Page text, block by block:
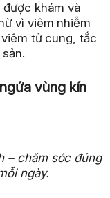
khám và
vì viêm nhiễm
tử cung, tắc
vùng kín
– chăm sóc đúng
ngày.